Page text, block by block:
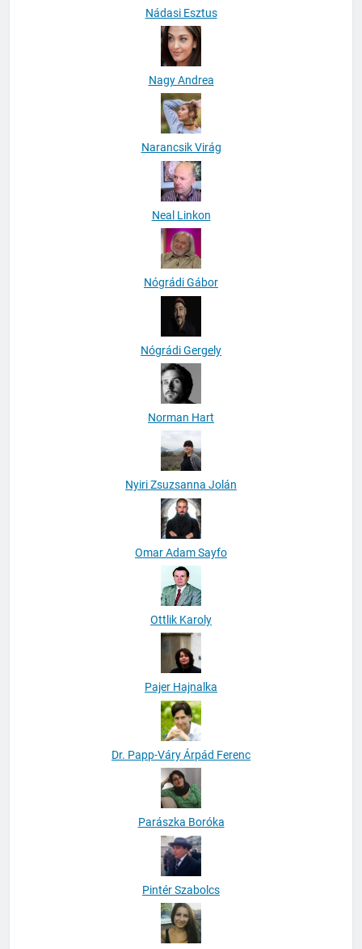
Nádasi Esztus
Nagy Andrea
Narancsik Virág
Neal Linkon
Nógrádi Gábor
Nógrádi Gergely
Norman Hart
Nyiri Zsuzsanna Jolán
Omar Adam Sayfo
Ottlik Karoly
Pajer Hajnalka
Dr. Papp-Váry Árpád Ferenc
Parászka Boróka
Pintér Szabolcs